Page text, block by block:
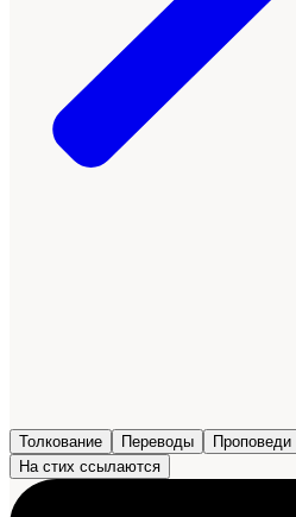
Толкование Переводы Проповеди
На стих ссылаются